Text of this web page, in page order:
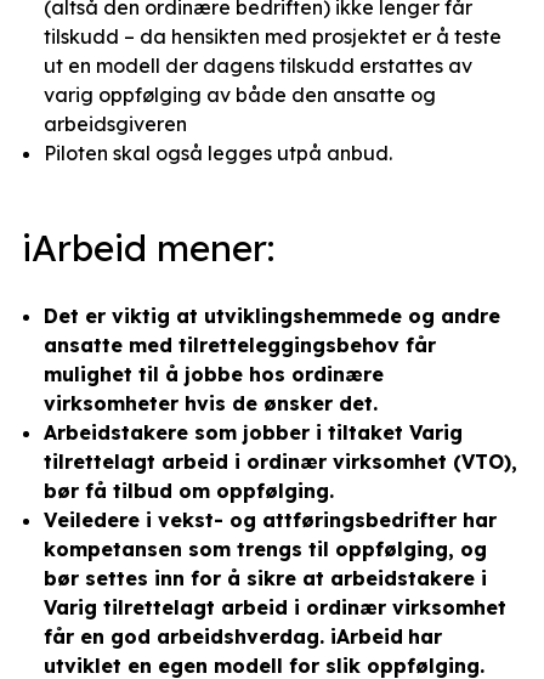
(altså den ordinære bedriften) ikke lenger får
tilskudd – da hensikten med prosjektet er å teste
ut en modell der dagens tilskudd erstattes av
varig oppfølging av både den ansatte og
arbeidsgiveren
Piloten skal også legges utpå anbud.
iArbeid mener:
Det er viktig at utviklingshemmede og andre
ansatte med tilretteleggingsbehov får
mulighet til å jobbe hos ordinære
virksomheter hvis de ønsker det.
Arbeidstakere som jobber i tiltaket Varig
tilrettelagt arbeid i ordinær virksomhet (VTO),
bør få tilbud om oppfølging.
Veiledere i vekst- og attføringsbedrifter har
kompetansen som trengs til oppfølging, og
bør settes inn for å sikre at arbeidstakere i
Varig tilrettelagt arbeid i ordinær virksomhet
får en god arbeidshverdag. iArbeid har
utviklet en egen modell for slik oppfølging.